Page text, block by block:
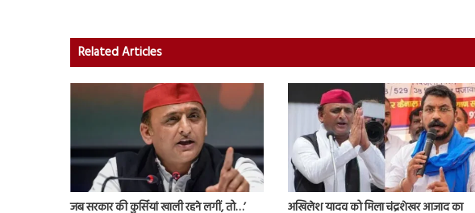
Related Articles
जब सरकार की कुर्सियां खाली रहने लगीं, तो…’
अखिलेश यादव को मिला चंद्रशेखर आजाद का